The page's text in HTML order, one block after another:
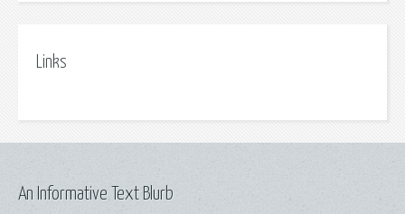
Links
An Informative Text Blurb